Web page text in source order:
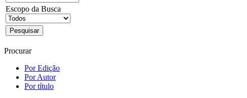
Escopo da Busca
Procurar
Por Edição
Por Autor
Por título